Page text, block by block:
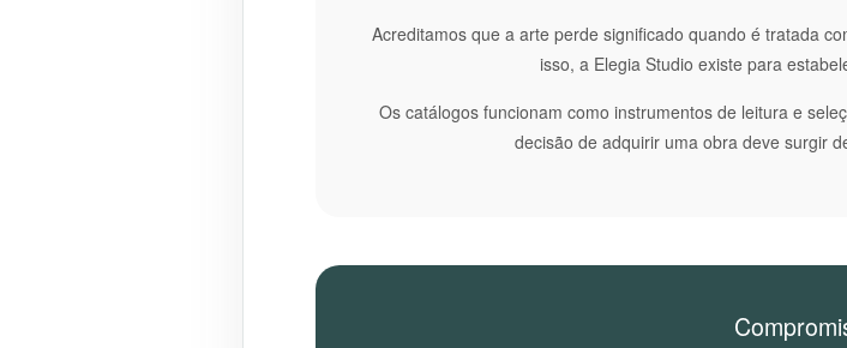
Acreditamos que a arte perde significado quando é tratada
isso, a Elegia Studio existe para
Os catálogos funcionam como instrumentos de leitura e
decisão de adquirir uma obra deve surgir